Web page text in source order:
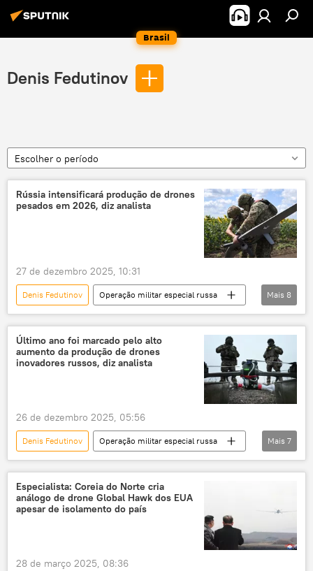
Brasil
Denis Fedutinov
Escolher o período
Rússia intensificará produção de drones
pesados em 2026, diz analista
27 de dezembro 2025, 10:31
Denis Fedutinov
Operação militar especial russa
Rússia
Defesa
Vladimir Putin
Moscou
Federação da Rússia
Ucrânia
Sputnik Rostec
Mais 8
Último ano foi marcado pelo alto
aumento da produção de drones
inovadores russos, diz analista
26 de dezembro 2025, 05:56
Denis Fedutinov
Operação militar especial russa
Rússia
Defesa
Vladimir Putin
Federação da Rússia
Ucrânia
Forças Armadas da Rússia
Sputnik
Mais 7
Especialista: Coreia do Norte cria
análogo de drone Global Hawk dos EUA
apesar de isolamento do país
28 de março 2025, 08:36